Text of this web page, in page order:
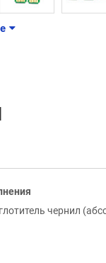
чернил